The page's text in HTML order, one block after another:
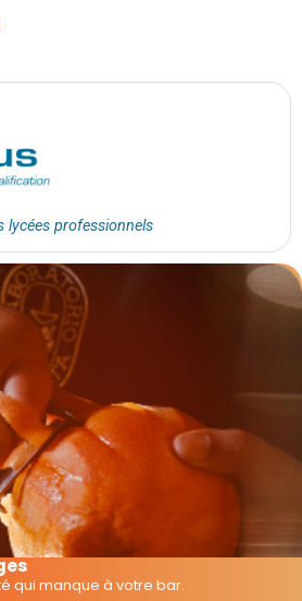
lycées professionnels
qui manque à votre bar.